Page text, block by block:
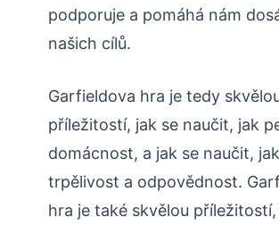
podporuje a pomáhá nám
našich cílů.
Garfieldova hra je tedy
příležitostí, jak se naučit, jak
domácnost, a jak se naučit,
trpělivost a odpovědnost.
hra je také skvělou příležitostí,